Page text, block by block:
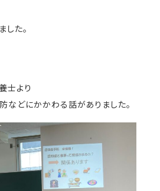
た。
士より
などにかかわる話がありました。